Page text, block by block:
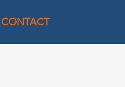
CONTACT